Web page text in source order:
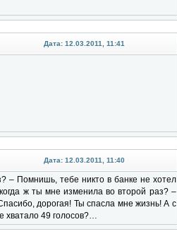
Дата: 12.03.2011, 11:41
Дата: 12.03.2011, 11:40
– Помнишь, тебе никто в банке не хотел
ж ты мне изменила во второй раз? –
дорогая! Ты спасла мне жизнь! А с
хватало 49 голосов?…